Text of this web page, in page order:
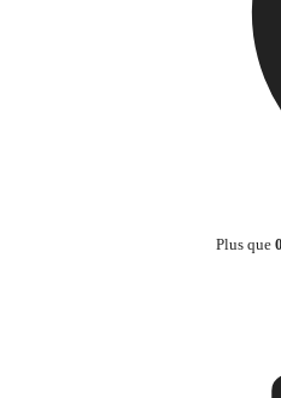
Plus que 0